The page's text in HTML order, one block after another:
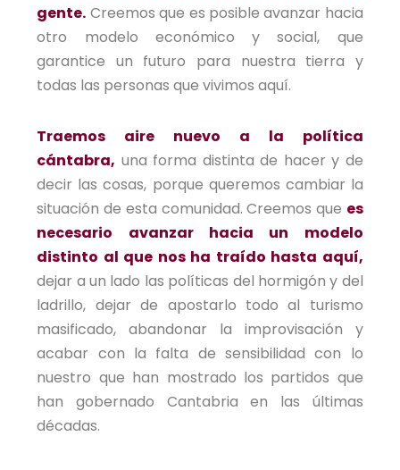
gente. Creemos que es posible avanzar hacia
otro modelo económico y social, que
garantice un futuro para nuestra tierra y
todas las personas que vivimos aquí.
Traemos aire nuevo a la política
cántabra, una forma distinta de hacer y de
decir las cosas, porque queremos cambiar la
situación de esta comunidad. Creemos que es
necesario avanzar hacia un modelo
distinto al que nos ha traído hasta aquí,
dejar a un lado las políticas del hormigón y del
ladrillo, dejar de apostarlo todo al turismo
masificado, abandonar la improvisación y
acabar con la falta de sensibilidad con lo
nuestro que han mostrado los partidos que
han gobernado Cantabria en las últimas
décadas.